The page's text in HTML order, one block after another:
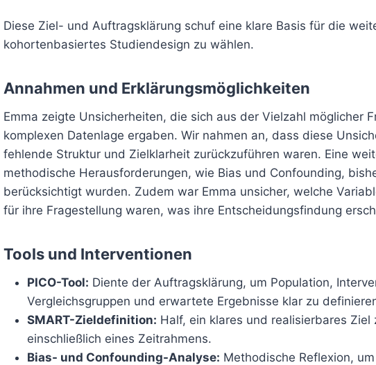
Diese Ziel- und Auftragsklärung schuf eine klare Basis für die
kohortenbasiertes Studiendesign zu wählen.
Annahmen und Erklärungsmöglichkeiten
Emma zeigte Unsicherheiten, die sich aus der Vielzahl möglicher
komplexen Datenlage ergaben. Wir nahmen an, dass diese
fehlende Struktur und Zielklarheit zurückzuführen waren. Eine
methodische Herausforderungen, wie Bias und Confounding,
berücksichtigt wurden. Zudem war Emma unsicher, welche
für ihre Fragestellung waren, was ihre Entscheidungsfindung
Tools und Interventionen
PICO-Tool: Diente der Auftragsklärung, um Population,
Vergleichsgruppen und erwartete Ergebnisse klar zu
SMART-Zieldefinition: Half, ein klares und realisierbares Ziel
einschließlich eines Zeitrahmens.
Bias- und Confounding-Analyse: Methodische Reflexion,